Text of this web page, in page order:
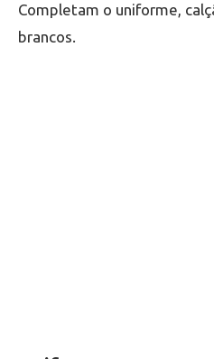
Completam o uniforme,
brancos.